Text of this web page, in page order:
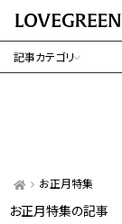
記事カテゴリ
お正月特集
お正月特集の記事